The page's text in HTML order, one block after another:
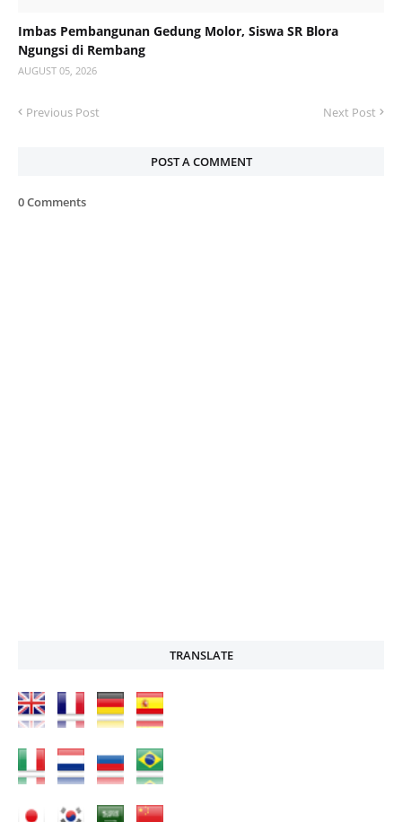
Imbas Pembangunan Gedung Molor, Siswa SR Blora
Ngungsi di Rembang
AUGUST 05, 2026
Previous Post Next Post
POST A COMMENT
0 Comments
TRANSLATE